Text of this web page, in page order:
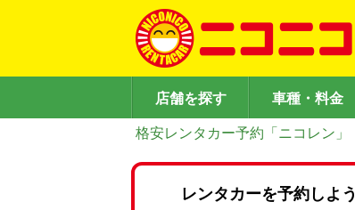
店舗を探す 車種・料金
格安レンタカー予約「ニコレン」
レンタカーを予約しよう